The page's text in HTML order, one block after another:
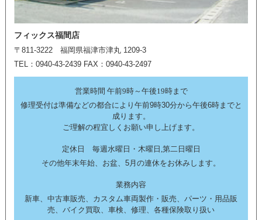
フィックス福間店
〒811-3222 福岡県福津市津丸 1209-3
TEL：0940-43-2439 FAX：0940-43-2497
営業時間 午前9時～午後19時まで
修理受付は準備などの都合により午前9時30分から午後6時までと
成ります。
ご理解の程宜しくお願い申し上げます。
定休日 毎週水曜日・木曜日,第二日曜日
その他年末年始、お盆、5月の連休をお休みします。
業務内容
新車、中古車販売、カスタム車両製作・販売、パーツ・用品販
売、バイク買取、車検、修理、各種保険取り扱い